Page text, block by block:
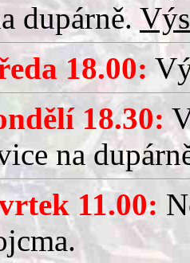
dupárně.
18.00:
18.30:
na
11.00: